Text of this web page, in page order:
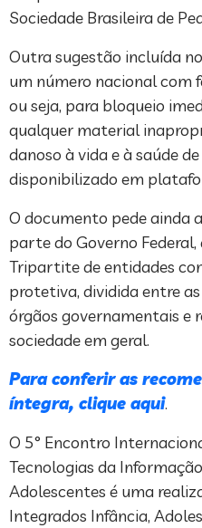
Sociedade Brasileira de
Outra sugestão incluída
um número nacional com
ou seja, para bloqueio
qualquer material
danoso à vida e à saúde
disponibilizado em
O documento pede ainda
parte do Governo
Tripartite de entidades
protetiva, dividida entre
órgãos governamentais e
sociedade em geral.
Para conferir as
íntegra, clique aqui.
O 5° Encontro
Tecnologias da
Adolescentes é uma
Integrados Infância,